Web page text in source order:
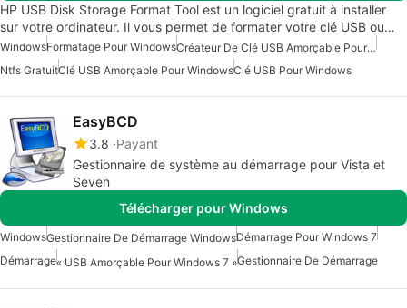
HP USB Disk Storage Format Tool est un logiciel gratuit à installer
sur votre ordinateur. Il vous permet de formater votre clé USB ou…
WindowsFormatage Pour Windows
Créateur De Clé USB Amorçable Pour Windows
Ntfs GratuitClé USB Amorçable Pour WindowsClé USB Pour Windows
EasyBCD
3.8 Payant
Gestionnaire de système au démarrage pour Vista et
Seven
Télécharger pour Windows
WindowsGestionnaire De Démarrage WindowsDémarrage Pour Windows 7
Démarrage« USB Amorçable Pour Windows 7 »Gestionnaire De Démarrage